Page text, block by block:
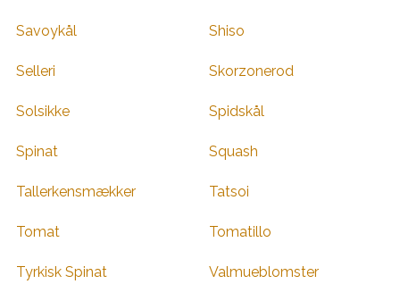
Savoykål Shiso
Selleri Skorzonerod
Solsikke Spidskål
Spinat Squash
Tallerkensmækker Tatsoi
Tomat Tomatillo
Tyrkisk Spinat Valmueblomster